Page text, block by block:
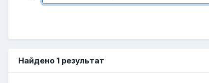
Найдено 1 результат